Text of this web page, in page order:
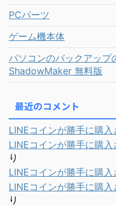
PCパーツ
ゲーム機本体
パソコンのバックアッ
ShadowMaker 無料版
最近のコメント
LINEコインが勝手に購入
LINEコインが勝手に購入
り
LINEコインが勝手に購入
LINEコインが勝手に購入
り